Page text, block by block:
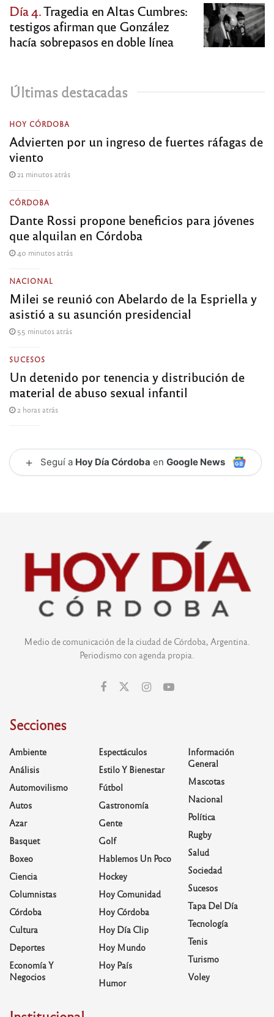
Día 4.Tragedia en Altas Cumbres:
testigos afirman que González
hacía sobrepasos en doble línea
Últimas destacadas
HOY CÓRDOBA
Advierten por un ingreso de fuertes ráfagas de
viento
21 minutos atrás
CÓRDOBA
Dante Rossi propone beneficios para jóvenes
que alquilan en Córdoba
40 minutos atrás
NACIONAL
Milei se reunió con Abelardo de la Espriella y
asistió a su asunción presidencial
55 minutos atrás
SUCESOS
Un detenido por tenencia y distribución de
material de abuso sexual infantil
2 horas atrás
+ Seguí a Hoy Día Córdoba en Google News
Medio de comunicación de la ciudad de Córdoba, Argentina.
Periodismo con agenda propia.
Secciones
Ambiente
Análisis
Automovilismo
Autos
Azar
Basquet
Boxeo
Ciencia
Columnistas
Córdoba
Cultura
Deportes
Economía Y
Negocios
Espectáculos
Estilo Y Bienestar
Fútbol
Gastronomía
Gente
Golf
Hablemos Un Poco
Hockey
Hoy Comunidad
Hoy Córdoba
Hoy Día Clip
Hoy Mundo
Hoy País
Humor
Información
General
Mascotas
Nacional
Política
Rugby
Salud
Sociedad
Sucesos
Tapa Del Día
Tecnología
Tenis
Turismo
Voley